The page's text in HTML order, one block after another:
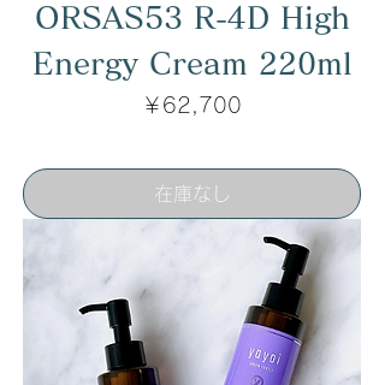
ORSAS53 R-4D High
Energy Cream 220ml
価格
￥62,700
在庫なし